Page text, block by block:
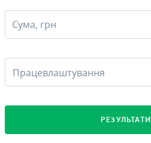
Сума, грн
Працевлаштування
РЕЗУЛЬТАТИ